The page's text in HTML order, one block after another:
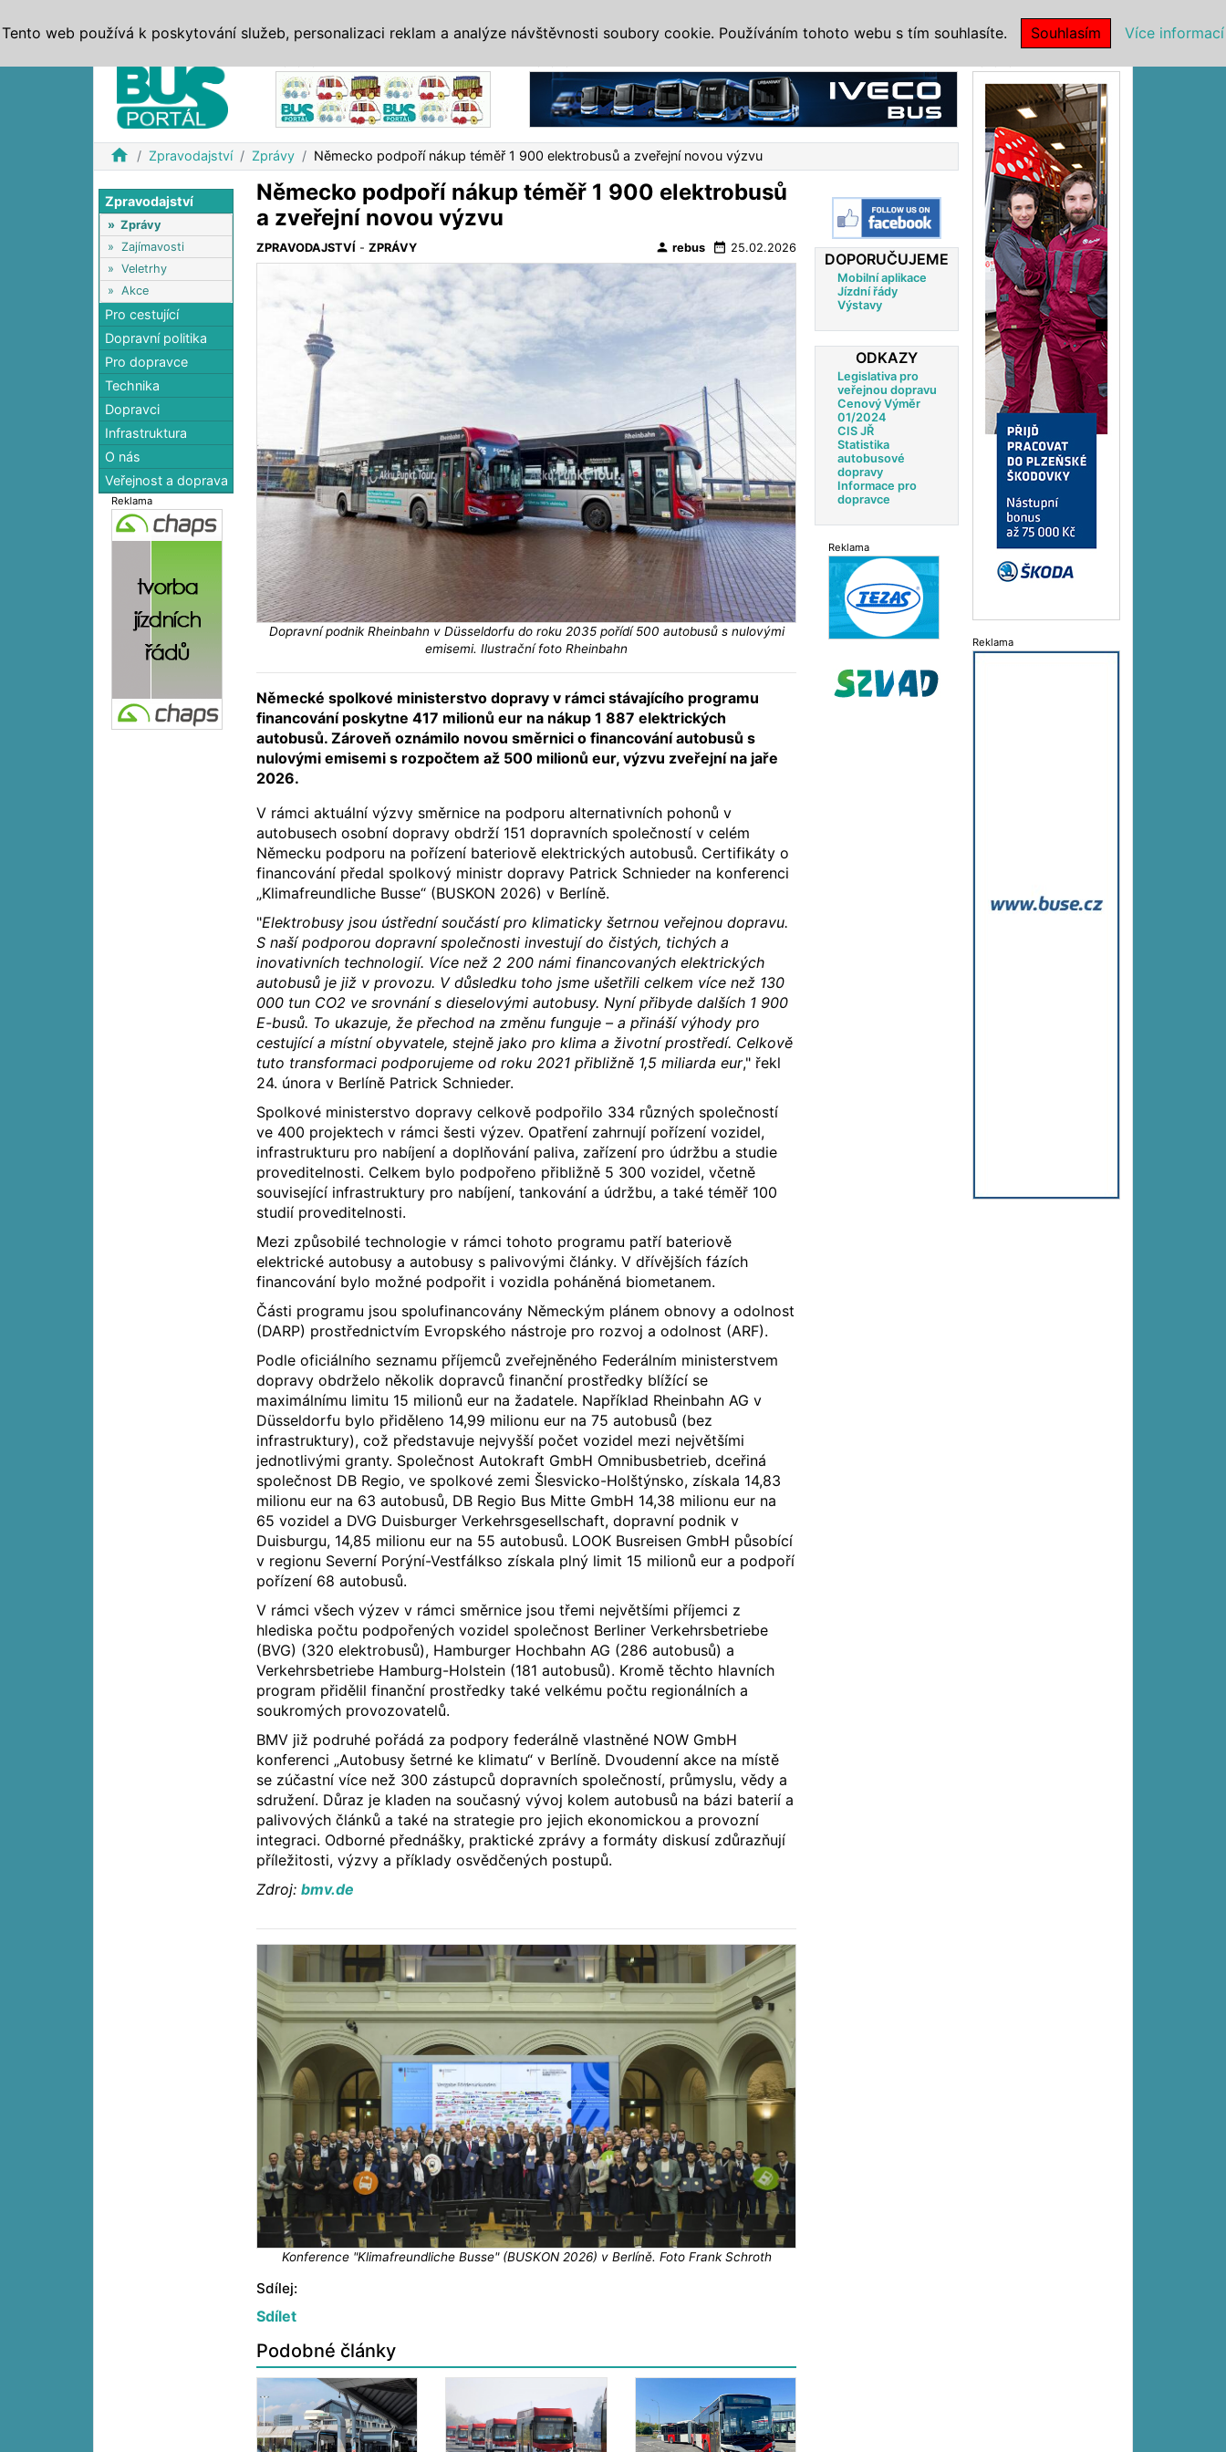
home Zpravodajství Zprávy Německo podpoří nákup téměř 1 900 elektrobusů a zveřejní novou výzvu
Zpravodajství
» Zprávy
» Zajímavosti
» Veletrhy
» Akce
Pro cestující
Dopravní politika
Pro dopravce
Technika
Dopravci
Infrastruktura
O nás
Veřejnost a doprava
Reklama
Německo podpoří nákup téměř 1 900 elektrobusů
a zveřejní novou výzvu
ZPRAVODAJSTVÍ -ZPRÁVY person rebus date_range 25.02.2026
Dopravní podnik Rheinbahn v Düsseldorfu do roku 2035 pořídí 500 autobusů s nulovými
emisemi. Ilustrační foto Rheinbahn
Německé spolkové ministerstvo dopravy v rámci stávajícího programu
financování poskytne 417 milionů eur na nákup 1 887 elektrických
autobusů. Zároveň oznámilo novou směrnici o financování autobusů s
nulovými emisemi s rozpočtem až 500 milionů eur, výzvu zveřejní na jaře
2026.
V rámci aktuální výzvy směrnice na podporu alternativních pohonů v
autobusech osobní dopravy obdrží 151 dopravních společností v celém
Německu podporu na pořízení bateriově elektrických autobusů. Certifikáty o
financování předal spolkový ministr dopravy Patrick Schnieder na konferenci
„Klimafreundliche Busse“ (BUSKON 2026) v Berlíně.
"Elektrobusy jsou ústřední součástí pro klimaticky šetrnou veřejnou dopravu.
S naší podporou dopravní společnosti investují do čistých, tichých a
inovativních technologií. Více než 2 200 námi financovaných elektrických
autobusů je již v provozu. V důsledku toho jsme ušetřili celkem více než 130
000 tun CO2 ve srovnání s dieselovými autobusy. Nyní přibyde dalších 1 900
E-busů. To ukazuje, že přechod na změnu funguje – a přináší výhody pro
cestující a místní obyvatele, stejně jako pro klima a životní prostředí. Celkově
tuto transformaci podporujeme od roku 2021 přibližně 1,5 miliarda eur," řekl
24. února v Berlíně Patrick Schnieder.
Spolkové ministerstvo dopravy celkově podpořilo 334 různých společností
ve 400 projektech v rámci šesti výzev. Opatření zahrnují pořízení vozidel,
infrastrukturu pro nabíjení a doplňování paliva, zařízení pro údržbu a studie
proveditelnosti. Celkem bylo podpořeno přibližně 5 300 vozidel, včetně
související infrastruktury pro nabíjení, tankování a údržbu, a také téměř 100
studií proveditelnosti.
Mezi způsobilé technologie v rámci tohoto programu patří bateriově
elektrické autobusy a autobusy s palivovými články. V dřívějších fázích
financování bylo možné podpořit i vozidla poháněná biometanem.
Části programu jsou spolufinancovány Německým plánem obnovy a odolnost
(DARP) prostřednictvím Evropského nástroje pro rozvoj a odolnost (ARF).
Podle oficiálního seznamu příjemců zveřejněného Federálním ministerstvem
dopravy obdrželo několik dopravců finanční prostředky blížící se
maximálnímu limitu 15 milionů eur na žadatele. Například Rheinbahn AG v
Düsseldorfu bylo přiděleno 14,99 milionu eur na 75 autobusů (bez
infrastruktury), což představuje nejvyšší počet vozidel mezi největšími
jednotlivými granty. Společnost Autokraft GmbH Omnibusbetrieb, dceřiná
společnost DB Regio, ve spolkové zemi Šlesvicko-Holštýnsko, získala 14,83
milionu eur na 63 autobusů, DB Regio Bus Mitte GmbH 14,38 milionu eur na
65 vozidel a DVG Duisburger Verkehrsgesellschaft, dopravní podnik v
Duisburgu, 14,85 milionu eur na 55 autobusů. LOOK Busreisen GmbH působící
v regionu Severní Porýní-Vestfálkso získala plný limit 15 milionů eur a podpoří
pořízení 68 autobusů.
V rámci všech výzev v rámci směrnice jsou třemi největšími příjemci z
hlediska počtu podpořených vozidel společnost Berliner Verkehrsbetriebe
(BVG) (320 elektrobusů), Hamburger Hochbahn AG (286 autobusů) a
Verkehrsbetriebe Hamburg-Holstein (181 autobusů). Kromě těchto hlavních
program přidělil finanční prostředky také velkému počtu regionálních a
soukromých provozovatelů.
BMV již podruhé pořádá za podpory federálně vlastněné NOW GmbH
konferenci „Autobusy šetrné ke klimatu“ v Berlíně. Dvoudenní akce na místě
se zúčastní více než 300 zástupců dopravních společností, průmyslu, vědy a
sdružení. Důraz je kladen na současný vývoj kolem autobusů na bázi baterií a
palivových článků a také na strategie pro jejich ekonomickou a provozní
integraci. Odborné přednášky, praktické zprávy a formáty diskusí zdůrazňují
příležitosti, výzvy a příklady osvědčených postupů.
Zdroj:bmv.de
Konference "Klimafreundliche Busse" (BUSKON 2026) v Berlíně. Foto Frank Schroth
Sdílej:
Sdílet
Podobné články
DOPORUČUJEME
Mobilní aplikace
Jízdní řády
Výstavy
ODKAZY
Legislativa pro
veřejnou dopravu
Cenový Výměr
01/2024
CIS JŘ
Statistika
autobusové
dopravy
Informace pro
dopravce
Reklama
Reklama
Tento web používá k poskytování služeb, personalizaci reklam a analýze návštěvnosti soubory cookie. Používáním tohoto webu s tím souhlasíte. Souhlasím Více informací